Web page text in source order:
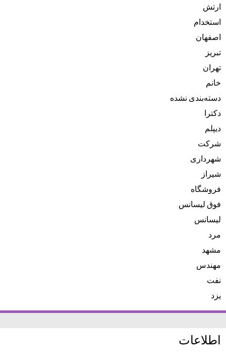
ارتش
استخدام
اصفهان
تبریز
تهران
خانم
دسته‌بندی نشده
دکترا
دیپلم
شرکت
شهرداری
شیراز
فروشگاه
فوق لیسانس
لیسانس
مرد
مشهد
مهندس
نفت
یزد
اطلاعات